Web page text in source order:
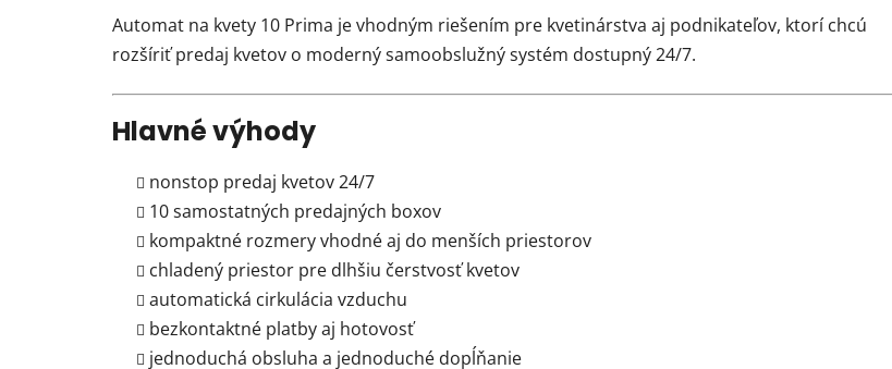
Automat na kvety 10 Prima je vhodným riešením pre kvetinárstva aj podnikateľov, ktorí chcú
rozšíriť predaj kvetov o moderný samoobslužný systém dostupný 24/7.
Hlavné výhody
nonstop predaj kvetov 24/7
10 samostatných predajných boxov
kompaktné rozmery vhodné aj do menších priestorov
chladený priestor pre dlhšiu čerstvosť kvetov
automatická cirkulácia vzduchu
bezkontaktné platby aj hotovosť
jednoduchá obsluha a jednoduché dopĺňanie